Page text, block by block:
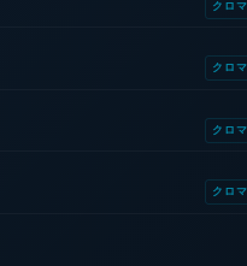
クロ
クロ
クロ
クロ